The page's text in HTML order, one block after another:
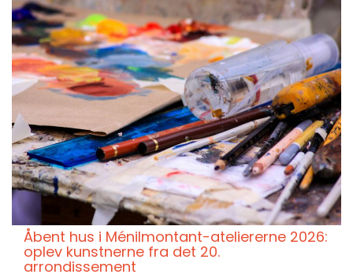
Åbent hus i Ménilmontant-ateliererne 2026:
oplev kunstnerne fra det 20.
arrondissement